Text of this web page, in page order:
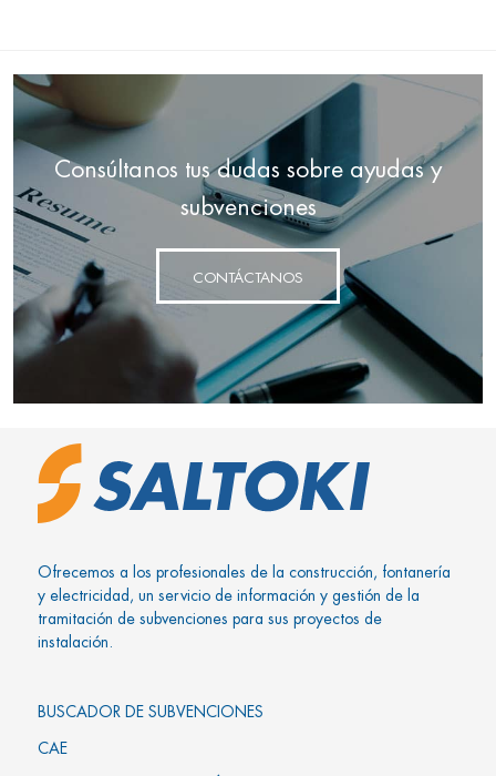
Consúltanos tus dudas sobre ayudas y
subvenciones
CONTÁCTANOS
Ofrecemos a los profesionales de la construcción, fontanería
y electricidad, un servicio de información y gestión de la
tramitación de subvenciones para sus proyectos de
instalación.
BUSCADOR DE SUBVENCIONES
CAE